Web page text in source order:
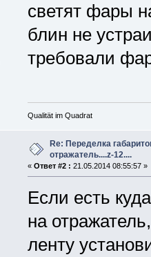
светят фары
блин не
требовали
Qualität im Quadrat
Re: Переделка
отражатель....z-12....
« Ответ #2 : 21.05.2014 08:55:57 »
Если есть
на
ленту